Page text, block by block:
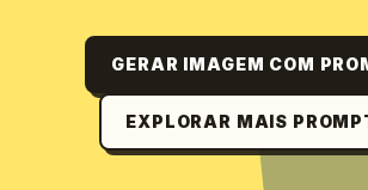
GERAR IMAGEM COM
EXPLORAR MAIS